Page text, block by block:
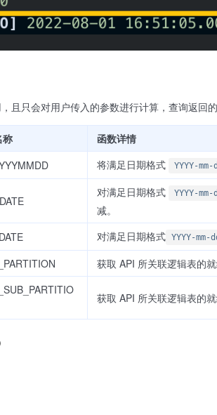
且只会对用户传入的参数进行计算，查询返回
称
函数详情
将满足日期格式 YYYY-mm-
对满足日期格式 YYYY-mm-
减。
对满足日期格式 YYYY-mm-
获取 API 所关联逻辑表的
获取 API 所关联逻辑表的